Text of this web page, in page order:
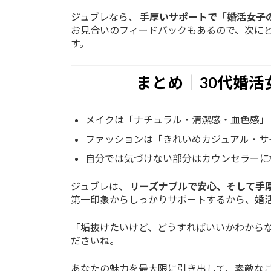
ジュブレなら、 手厚いサポートで「婚活女子
お見合いのフィードバックもあるので、次に
す。
まとめ｜30代婚
メイクは「ナチュラル・清潔感・血色感」
ファッションは「きれいめカジュアル・
自分では気づけない部分はカウンセラー
ジュブレは、
リーズナブルで安心、そして
第一印象からしっかりサポートするから、婚
「垢抜けたいけど、どうすればいいかわか
ださいね。
あなたの魅力を最大限に引き出して、素敵な